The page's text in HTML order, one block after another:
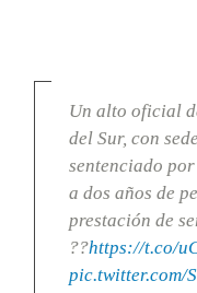
Un alto oficial
del Sur, con
sentenciado
a dos años de
prestación de
??https://t.co/
pic.twitter.com/